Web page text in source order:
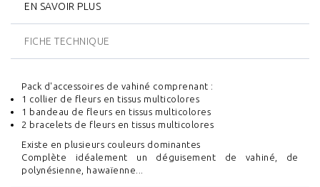
EN SAVOIR PLUS
FICHE TECHNIQUE
Pack d'accessoires de vahiné comprenant :
1 collier de fleurs en tissus multicolores
1 bandeau de fleurs en tissus multicolores
2 bracelets de fleurs en tissus multicolores
Existe en plusieurs couleurs dominantes
Complète idéalement un déguisement de vahiné, de
polynésienne, hawaïenne...